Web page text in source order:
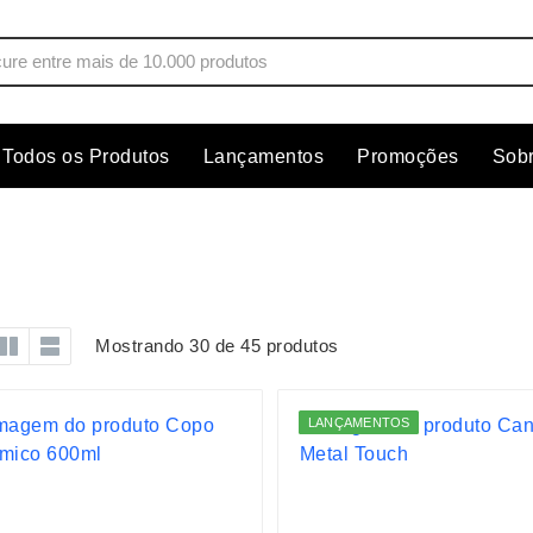
Executivos
Espelhos
Esporte e Jogos
Kit Queijo
Todos os Produtos Lançamentos Promoções
Mostrando 30 de 45 produtos
LANÇAMENTOS